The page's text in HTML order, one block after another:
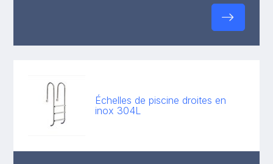
Échelles de piscine droites en
inox 304L